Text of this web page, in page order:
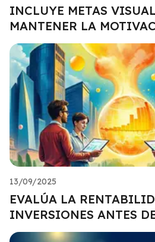
INCLUYE METAS
MANTENER LA
13/09/2025
EVALÚA LA
INVERSIONES ANTES